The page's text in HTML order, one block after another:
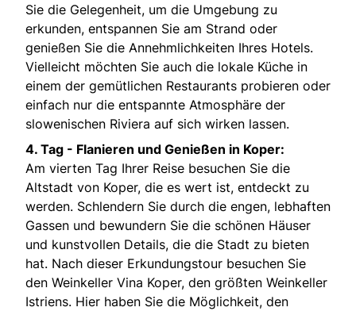
Sie die Gelegenheit, um die Umgebung zu
erkunden, entspannen Sie am Strand oder
genießen Sie die Annehmlichkeiten Ihres Hotels.
Vielleicht möchten Sie auch die lokale Küche in
einem der gemütlichen Restaurants probieren oder
einfach nur die entspannte Atmosphäre der
slowenischen Riviera auf sich wirken lassen.
4. Tag - Flanieren und Genießen in Koper:
Am vierten Tag Ihrer Reise besuchen Sie die
Altstadt von Koper, die es wert ist, entdeckt zu
werden. Schlendern Sie durch die engen, lebhaften
Gassen und bewundern Sie die schönen Häuser
und kunstvollen Details, die die Stadt zu bieten
hat. Nach dieser Erkundungstour besuchen Sie
den Weinkeller Vina Koper, den größten Weinkeller
Istriens. Hier haben Sie die Möglichkeit, den